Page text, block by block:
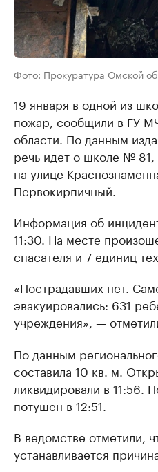
Фото: Прокуратура Омской
19 января в одной из
пожар, сообщили в ГУ
области. По данным
речь идет о школе № 81,
на улице
Первокирпичный.
Информация об
11:30. На месте
спасателя и 7 единиц
«Пострадавших нет.
эвакуировались: 631
учреждения», —
По данным
составила 10 кв. м.
ликвидировали в 11:56.
потушен в 12:51.
В ведомстве отметили,
устанавливается